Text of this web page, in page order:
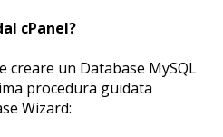
cPanel?
creare un Database MySQL
procedura guidata
Wizard: